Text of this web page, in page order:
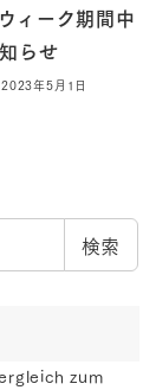
ィーク期間中
らせ
2023年5月1日
検索
zum